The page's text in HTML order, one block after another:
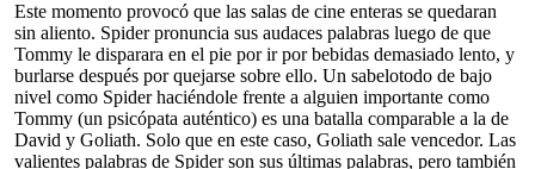
Este momento provocó que las salas de cine enteras se quedaran
sin aliento. Spider pronuncia sus audaces palabras luego de que
Tommy le disparara en el pie por ir por bebidas demasiado lento, y
burlarse después por quejarse sobre ello. Un sabelotodo de bajo
nivel como Spider haciéndole frente a alguien importante como
Tommy (un psicópata auténtico) es una batalla comparable a la de
David y Goliath. Solo que en este caso, Goliath sale vencedor. Las
valientes palabras de Spider son sus últimas palabras, pero también